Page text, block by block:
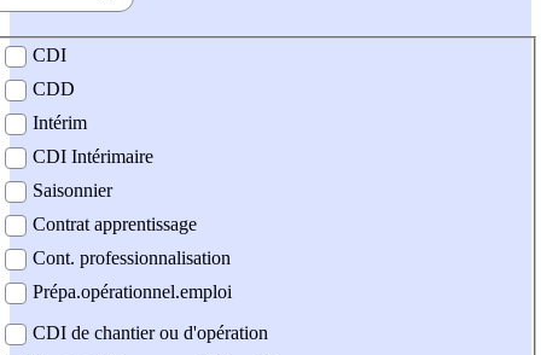
contrat
CDI
CDD
Intérim
CDI Intérimaire
Saisonnier
Contrat apprentissage
Cont. professionnalisation
Prépa.opérationnel.emploi
CDI de chantier ou d'opération